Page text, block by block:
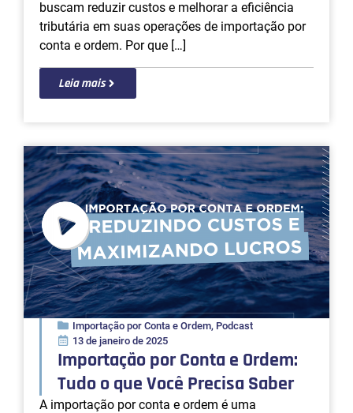
buscam reduzir custos e melhorar a eficiência
tributária em suas operações de importação por
conta e ordem. Por que […]
Leia mais
Importação por Conta e Ordem, Podcast
13 de janeiro de 2025
Importação por Conta e Ordem:
Tudo o que Você Precisa Saber
A importação por conta e ordem é uma